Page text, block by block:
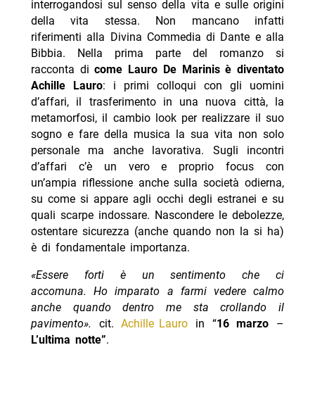
interrogandosi sul senso della vita e sulle origini
della vita stessa. Non mancano infatti
riferimenti alla Divina Commedia di Dante e alla
Bibbia. Nella prima parte del romanzo si
racconta dicome Lauro De Marinis è diventato
Achille Lauro: i primi colloqui con gli uomini
d’affari, il trasferimento in una nuova città, la
metamorfosi, il cambio look per realizzare il suo
sogno e fare della musica la sua vita non solo
personale ma anche lavorativa. Sugli incontri
d’affari c’è un vero e proprio focus con
un’ampia riflessione anche sulla società odierna,
su come si appare agli occhi degli estranei e su
quali scarpe indossare. Nascondere le debolezze,
ostentare sicurezza (anche quando non la si ha)
è di fondamentale importanza.
«Essere forti è un sentimento che ci
accomuna. Ho imparato a farmi vedere calmo
anche quando dentro me sta crollando il
pavimento». cit.Achille Lauro in “16 marzo –
L’ultima notte”.